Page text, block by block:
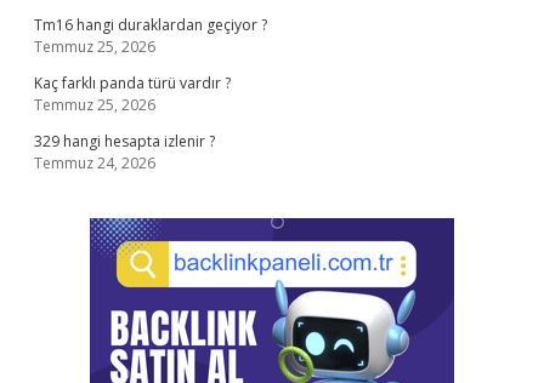
Tm16 hangi duraklardan geçiyor ?
Temmuz 25, 2026
Kaç farklı panda türü vardır ?
Temmuz 25, 2026
329 hangi hesapta izlenir ?
Temmuz 24, 2026